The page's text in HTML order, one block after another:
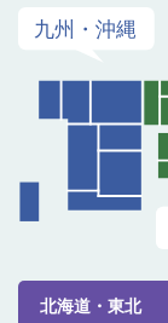
北海道・東北